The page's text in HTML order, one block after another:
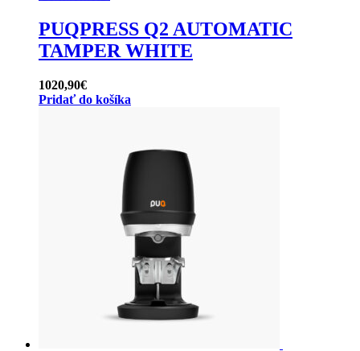
PUQPRESS Q2 AUTOMATIC
TAMPER WHITE
1020,90€
Pridať do košíka